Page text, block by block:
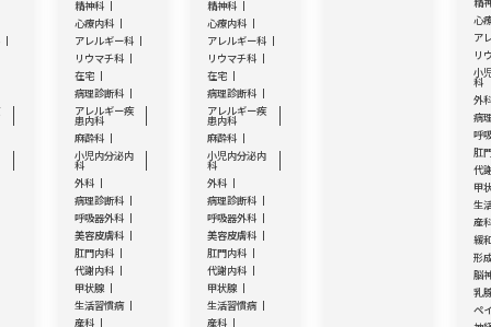
精神科
心療内科
アレルギー科
リウマチ科
在宅
病理診断科
アレルギー疾
患内科
麻酔科
小児内分泌内
科
外科
病理診断科
呼吸器外科
美容皮膚科
肛門内科
代謝内科
甲状腺
生活習慣病
産科
精神科
心療内科
アレルギー科
リウマチ科
在宅
病理診断科
アレルギー疾
患内科
麻酔科
小児内分泌内
科
外科
病理診断科
呼吸器外科
美容皮膚科
肛門内科
代謝内科
甲状腺
生活習慣病
産科
心
ア
リ
小
科
外
病
呼
肛
代
甲
生
産
緩
形
脳
乳
ペ